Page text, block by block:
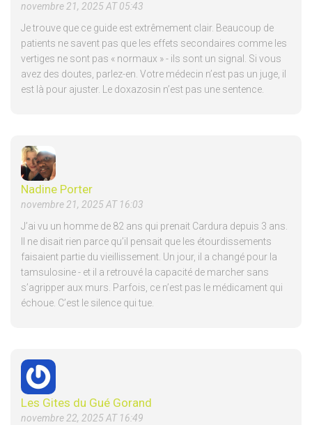
novembre 21, 2025 AT 05:43
Je trouve que ce guide est extrêmement clair. Beaucoup de
patients ne savent pas que les effets secondaires comme les
vertiges ne sont pas « normaux » - ils sont un signal. Si vous
avez des doutes, parlez-en. Votre médecin n’est pas un juge, il
est là pour ajuster. Le doxazosin n’est pas une sentence.
Nadine Porter
novembre 21, 2025 AT 16:03
J’ai vu un homme de 82 ans qui prenait Cardura depuis 3 ans.
Il ne disait rien parce qu’il pensait que les étourdissements
faisaient partie du vieillissement. Un jour, il a changé pour la
tamsulosine - et il a retrouvé la capacité de marcher sans
s’agripper aux murs. Parfois, ce n’est pas le médicament qui
échoue. C’est le silence qui tue.
Les Gites du Gué Gorand
novembre 22, 2025 AT 16:49